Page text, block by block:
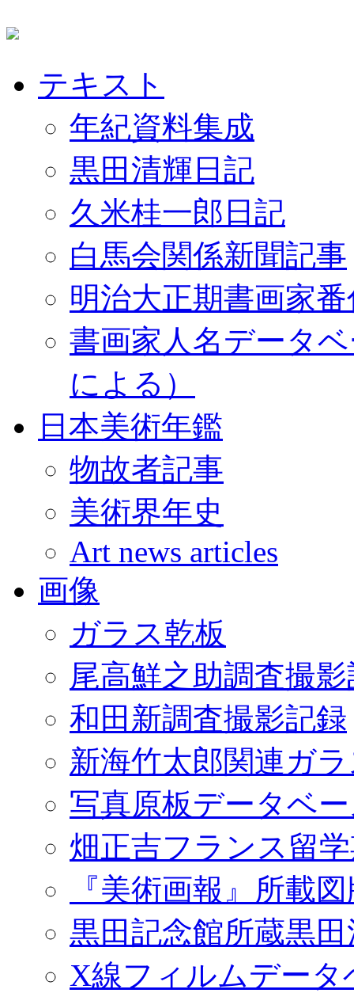
テキスト
年紀資料集成
黒田清輝日記
久米桂一郎日記
白馬会関係新聞記事
明治大正期書画家
書画家人名データ
による）
日本美術年鑑
物故者記事
美術界年史
Art news articles
画像
ガラス乾板
尾高鮮之助調査撮
和田新調査撮影記録
新海竹太郎関連ガ
写真原板データベ
畑正吉フランス留
『美術画報』所載
黒田記念館所蔵黒
X線フィルムデータ